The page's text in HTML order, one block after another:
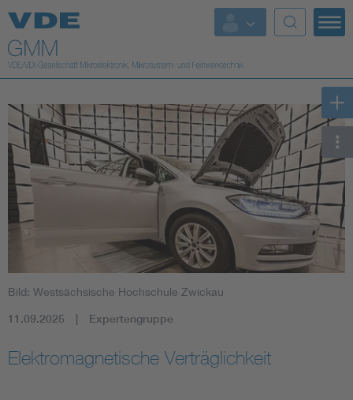
Top Themen
Fokusthemen
Energy
AI & Digital Trust
Mobility
Bild: Westsächsische Hochschule Zwickau
11.09.2025 Expertengruppe
Elektromagnetische Verträglichkeit